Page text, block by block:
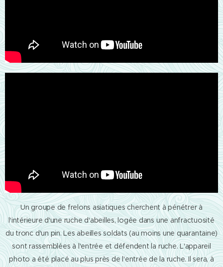
Un groupe de frelons asiatiques cherchent à pénétrer à
l'intérieure d'une ruche d'abeilles, logée dans une anfractuosité
du tronc d'un pin. Les abeilles soldats (au moins une quarantaine)
sont rassemblées à l'entrée et défendent la ruche. L'appareil
photo a été placé au plus près de l'entrée de la ruche. Il sera, à